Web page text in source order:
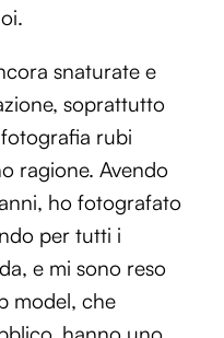
snaturate e
soprattutto
rubi
ragione. Avendo
ho fotografato
per tutti i
e mi sono reso
model, che